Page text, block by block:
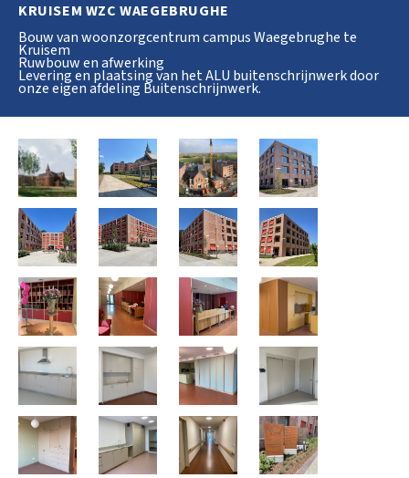
KRUISEM WZC WAEGEBRUGHE
Bouw van woonzorgcentrum campus Waegebrughe te
Kruisem
Ruwbouw en afwerking
Levering en plaatsing van het ALU buitenschrijnwerk door
onze eigen afdeling Buitenschrijnwerk.